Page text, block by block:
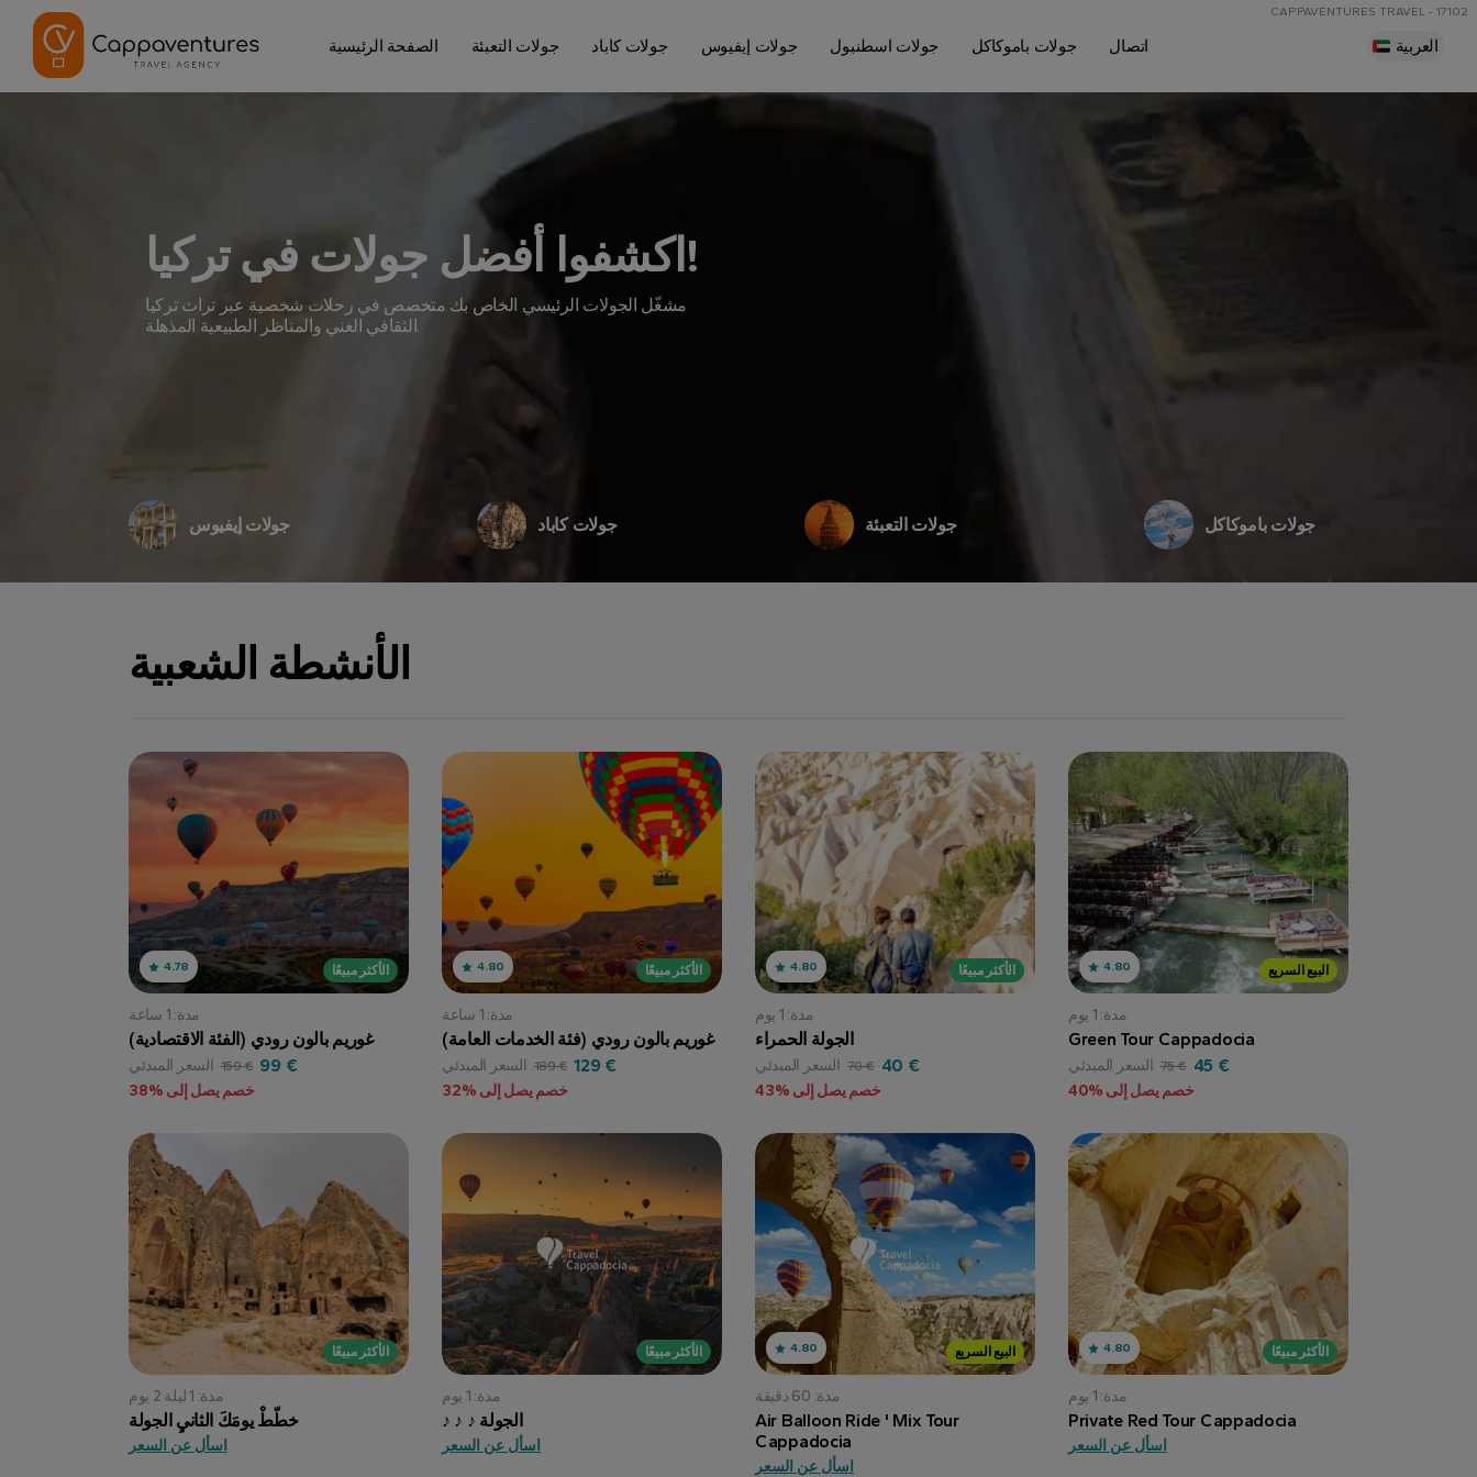
CAPPAVENTURES TRAVEL - 17102
الصفحة الرئيسية جولات التعبئة جولات كاباد جولات إيفيوس جولات اسطنبول جولات باموكاكل اتصال العربية
اكشفوا أفضل جولات في تركيا!
مشغّل الجولات الرئيسي الخاص بك متخصص في رحلات شخصية عبر تراث تركيا
الثقافي الغني والمناظر الطبيعية المذهلة.
جولات إيفيوس جولات كاباد جولات التعبئة جولات باموكاكل
الأنشطة الشعبية
الأكثر مبيعًا 4.78
مدة: 1 ساعة
غوريم بالون رودي (الفئة الاقتصادية)
السعر المبدئي 159 € 99 €
خصم يصل إلى %38
الأكثر مبيعًا 4.80
مدة: 1 ساعة
غوريم بالون رودي (فئة الخدمات العامة)
السعر المبدئي 189 € 129 €
خصم يصل إلى %32
الأكثر مبيعًا 4.80
مدة: 1 يوم
الجولة الحمراء
السعر المبدئي 70 € 40 €
خصم يصل إلى %43
البيع السريع 4.80
مدة: 1 يوم
Green Tour Cappadocia
السعر المبدئي 75 € 45 €
خصم يصل إلى %40
الأكثر مبيعًا
مدة: 1 ليلة 2 يوم
خطّطْ يومَكَ الثانيِ الجولة
اسأل عن السعر
الأكثر مبيعًا
مدة: 1 يوم
♪ ♪ ♪ الجولة
اسأل عن السعر
البيع السريع 4.80
مدة: 60 دقيقة
Air Balloon Ride ' Mix Tour
Cappadocia
اسأل عن السعر
الأكثر مبيعًا 4.80
مدة: 1 يوم
Private Red Tour Cappadocia
اسأل عن السعر